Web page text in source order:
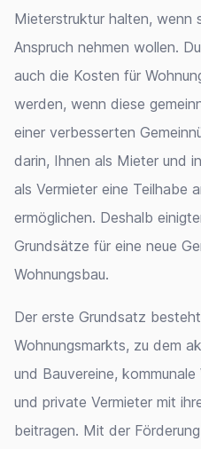
Mieterstruktur halten, wenn
Anspruch nehmen wollen.
auch die Kosten für
werden, wenn diese
einer verbesserten
darin, Ihnen als Mieter und
als Vermieter eine Teilhabe
ermöglichen. Deshalb
Grundsätze für eine neue
Wohnungsbau.
Der erste Grundsatz
Wohnungsmarkts, zu dem
und Bauvereine,
und private Vermieter mit
beitragen. Mit der